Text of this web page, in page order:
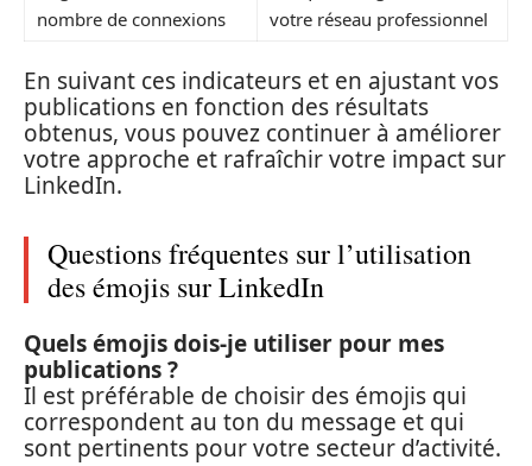
nombre de connexions
votre réseau professionnel
En suivant ces indicateurs et en ajustant vos
publications en fonction des résultats
obtenus, vous pouvez continuer à améliorer
votre approche et rafraîchir votre impact sur
LinkedIn.
Questions fréquentes sur l’utilisation
des émojis sur LinkedIn
Quels émojis dois-je utiliser pour mes
publications ?
Il est préférable de choisir des émojis qui
correspondent au ton du message et qui
sont pertinents pour votre secteur d’activité.